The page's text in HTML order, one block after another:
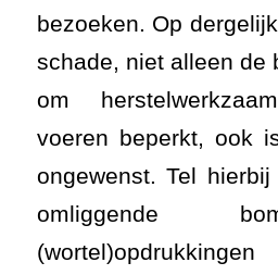
bezoeken. Op
schade, niet alleen de
om
voeren beperkt, ook
ongewenst. Tel
omliggende